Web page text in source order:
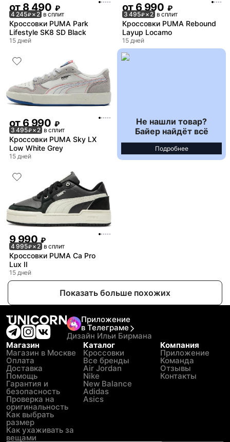
от 8 490 ₽
4 245₽× 2 в сплит
Кроссовки PUMA Park
Lifestyle SK8 SD Black
15 дней
от 6 990 ₽
3 495₽× 2 в сплит
Кроссовки PUMA Rebound
Layup Locamo
15 дней
от6 990 ₽
3 495₽× 2 в сплит
Кроссовки PUMA Sky LX
Low White Grey
15 дней
Не нашли товар?
Байер найдёт всё
Подробнее
9 990 ₽
4 995₽× 2 в сплит
Кроссовки PUMA Ca Pro
Lux II
15 дней
Показать больше похожих
Приложение
в Телеграме
Дизайн Ильи Бирмана
Магазин
Магазин в Москве
Оплата
Доставка
Помощь
Гарантия и
безопасность
Проверка на
оригинальность
Как выбрать
размер
Как ухаживать за
вещами
Каталог
Кроссовки
Все бренды
Air Jordan
Nike
New Balance
Adidas
Asics
Компания
Приложение
Команда
Отзывы
Контакты